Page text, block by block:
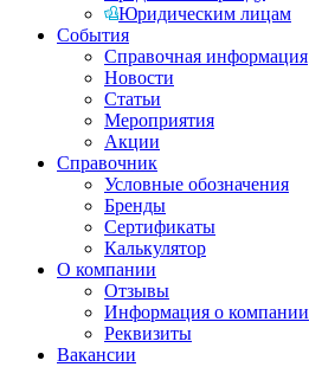
Юридическим лицам
События
Справочная информация
Новости
Статьи
Мероприятия
Акции
Справочник
Условные обозначения
Бренды
Сертификаты
Калькулятор
О компании
Отзывы
Информация о компании
Реквизиты
Вакансии